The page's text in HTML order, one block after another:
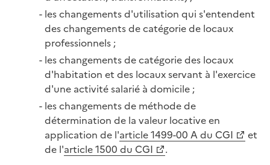
les changements d'utilisation qui s'entendent
des changements de catégorie de locaux
professionnels ;
les changements de catégorie des locaux
d'habitation et des locaux servant à l'exercice
d'une activité salarié à domicile ;
les changements de méthode de
détermination de la valeur locative en
application de l'article 1499-00 A du CGI
et
de l'article 1500 du CGI
.